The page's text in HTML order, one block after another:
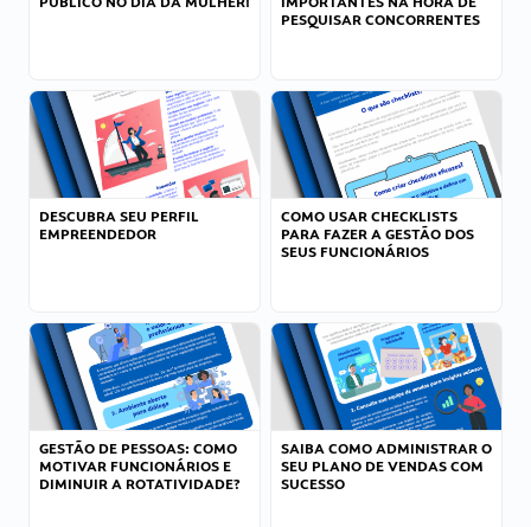
PESQUISAR CONCORRENTES
DESCUBRA SEU PERFIL
EMPREENDEDOR
COMO USAR CHECKLISTS
PARA FAZER A GESTÃO DOS
SEUS FUNCIONÁRIOS
GESTÃO DE PESSOAS: COMO
MOTIVAR FUNCIONÁRIOS E
DIMINUIR A ROTATIVIDADE?
SAIBA COMO ADMINISTRAR O
SEU PLANO DE VENDAS COM
SUCESSO